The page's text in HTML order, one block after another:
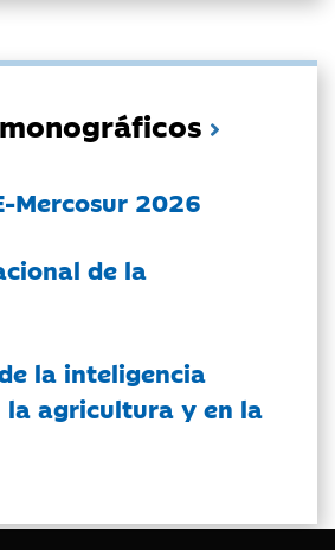
Mercosur 2026
de la
la inteligencia
agricultura y en la